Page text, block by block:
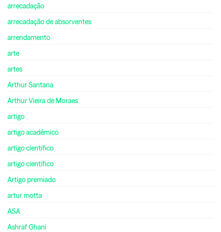
arrecadação
arrecadação de absorventes
arrendamento
arte
artes
Arthur Santana
Arthur Vieira de Moraes
artigo
artigo acadêmico
artigo cientifico
artigo científico
Artigo premiado
artur motta
ASA
Ashraf Ghani